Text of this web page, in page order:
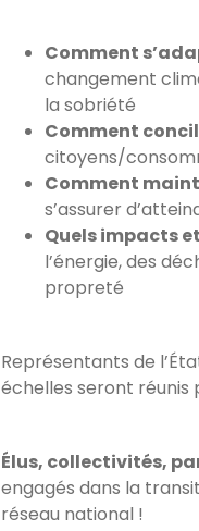
Comment
changement
la sobriété
Comment
citoyens/
Comment
s’assurer
Quels impacts
l’énergie, des
propreté
Représentants de
échelles seront réunis
Élus, collectivités,
engagés dans la
réseau national !